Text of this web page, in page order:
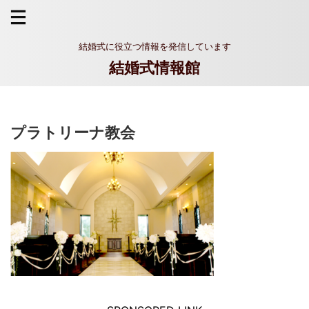
結婚式に役立つ情報を発信しています
結婚式情報館
プラトリーナ教会